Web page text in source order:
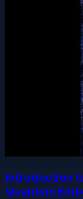
Introduction
Quantum